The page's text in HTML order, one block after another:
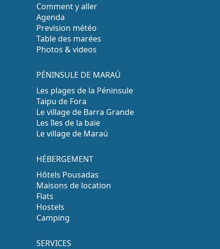
Comment y aller
Agenda
Prevision météo
Table des marées
Photos & videos
PÉNINSULE DE MARAÚ
Les plages de la Péninsule
Taipu de Fora
Le village de Barra Grande
Les îles de la baie
Le village de Maraú
HÉBERGEMENT
Hôtels Pousadas
Maisons de location
Flats
Hostels
Camping
SERVICES